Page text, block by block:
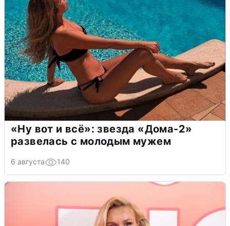
«Ну вот и всё»: звезда «Дома-2»
развелась с молодым мужем
6 августа 140